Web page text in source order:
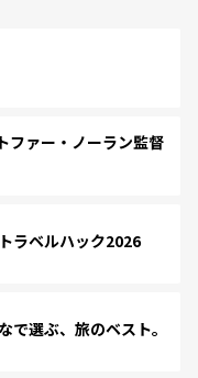
ァー・ノーラン監督
ラベルハック2026
選ぶ、旅のベスト。